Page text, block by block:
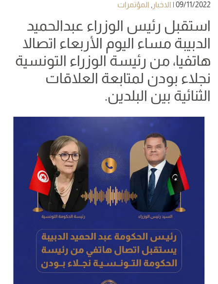
09/11/2022
| الاخبار , المؤتمرات
استقبل رئيس الوزراء عبدالحميد
الدبيبة مساء اليوم الأربعاء اتصالا
هاتفيا، من رئيسة الوزراء التونسية
نجلاء بودن لمتابعة العلاقات
الثنائية بين البلدين.